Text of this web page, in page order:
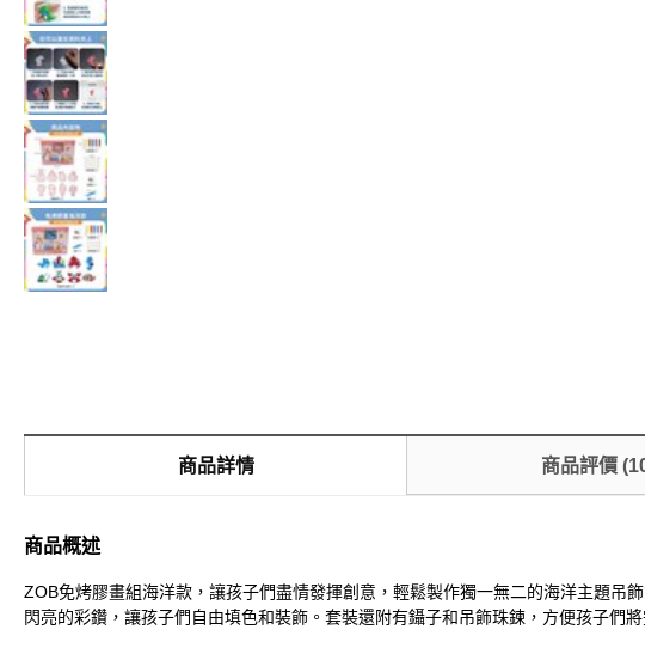
商品詳情 商品評價 (
商品概述
ZOB免烤膠畫組海洋款，讓孩子們盡情發揮創意，輕鬆製作獨一無二的海洋主題吊
閃亮的彩鑽，讓孩子們自由填色和裝飾。套裝還附有鑷子和吊飾珠鍊，方便孩子們